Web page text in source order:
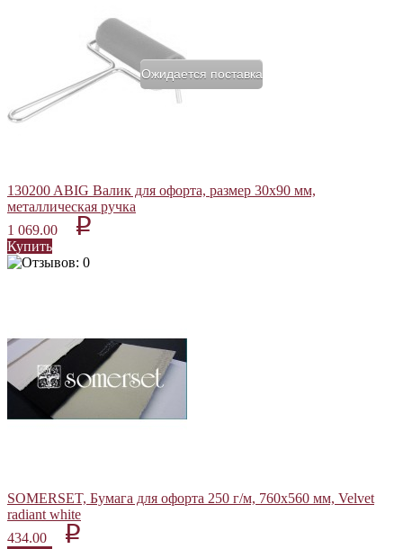
Ожидается поставка
130200 ABIG Валик для офорта, размер 30х90 мм,
металлическая ручка
1 069.00
p
Купить
SOMERSET, Бумага для офорта 250 г/м, 760х560 мм, Velvet
radiant white
434.00
p